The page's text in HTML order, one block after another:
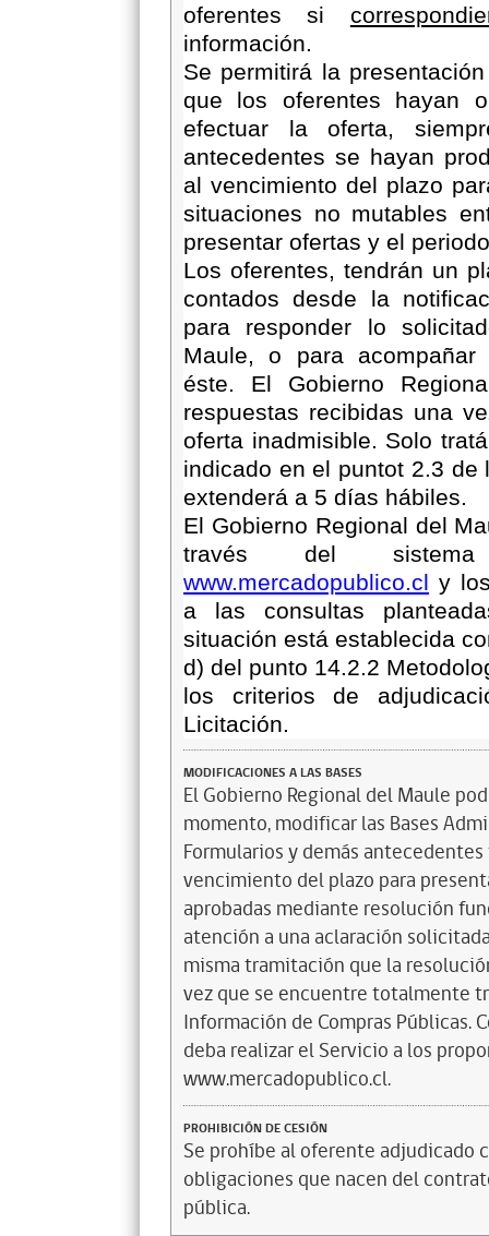
oferentes si
información.
Se permitirá la
que los oferentes hayan
efectuar la oferta,
antecedentes se hayan
al vencimiento del plazo
situaciones no mutables
presentar ofertas y el
Los oferentes, tendrán un
contados desde la
para responder lo
Maule, o para acompañar
éste. El Gobierno
respuestas recibidas una
oferta inadmisible. Solo
indicado en el puntot 2.3
extenderá a 5 días hábiles.
El Gobierno Regional del
través del
www.mercadopublico.cl y
a las consultas
situación está establecida
d) del punto 14.2.2
los criterios de
Licitación.
MODIFICACIONES A LAS BASES
El Gobierno Regional del Maule
momento, modificar las Bases
Formularios y demás
vencimiento del plazo para
aprobadas mediante resolución
atención a una aclaración
misma tramitación que la
vez que se encuentre totalmente
Información de Compras Públicas.
deba realizar el Servicio a los
www.mercadopublico.cl.
PROHIBICIÓN DE CESIÓN
Se prohíbe al oferente adjudicado
obligaciones que nacen del
pública.